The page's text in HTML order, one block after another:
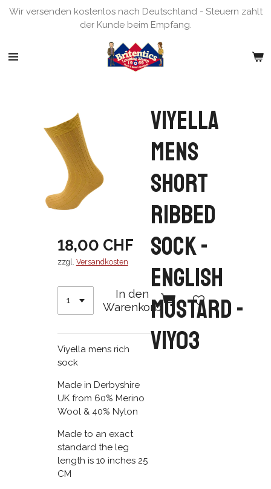
Zum
Wir versenden kostenlos nach Deutschland - Steuern zahlt
der Kunde beim Empfang.
Viyella
Mens
Short
Ribbed
Sock -
English
Mustard -
VIY03
18,00 CHF
zzgl. Versandkosten
In den
Warenkorb
Viyella mens rich
sock
Made in Derbyshire
UK from 60% Merino
Wool & 40% Nylon
Made to an exact
standard the leg
length is 10 inches 25
CM